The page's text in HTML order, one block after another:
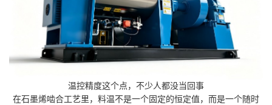
温控精度这个点，不少人都没当回事
在石墨烯啮合工艺里，料温不是一个固定的恒定值，而是一个随时